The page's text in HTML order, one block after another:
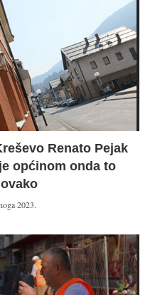
Renato Pejak
općinom onda to
2023.